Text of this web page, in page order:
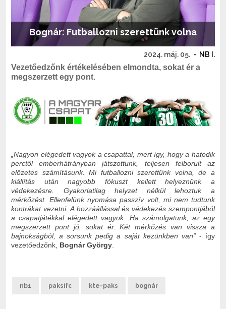
Bognár: Futballozni szerettünk volna
2024. máj. 05. - NB I.
Vezetőedzőnk értékelésében elmondta, sokat ér a
megszerzett egy pont.
„Nagyon elégedett vagyok a csapattal, mert így, hogy a hatodik
perctől emberhátrányban játszottunk, teljesen felborult az
előzetes számításunk. Mi futballozni szerettünk volna, de a
kiállítás után nagyobb fókuszt kellett helyeznünk a
védekezésre. Gyakorlatilag helyzet nélkül lehoztuk a
mérkőzést. Ellenfelünk nyomása passzív volt, mi nem tudtunk
kontrákat vezetni. A hozzáállással és védekezés szempontjából
a csapatjátékkal elégedett vagyok. Ha számolgatunk, az egy
megszerzett pont jó, sokat ér. Két mérkőzés van vissza a
bajnokságból, a sorsunk pedig a saját kezünkben van”- így
vezetőedzőnk, Bognár György.
nb1 paksifc kte-paks bognár